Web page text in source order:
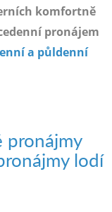
komfortně
pronájem
a půldenní
pronájmy
lodí